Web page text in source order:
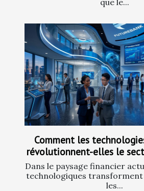
que le...
Comment les
révolutionnent-elles le
Dans le paysage financier
technologiques
les...